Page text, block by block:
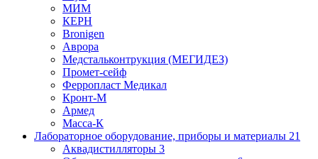
МИМ
КЕРН
Bronigen
Аврора
Медстальконтрукция (МЕГИДЕЗ)
Промет-сейф
Ферропласт Медикал
Кронт-М
Армед
Масса-К
Лабораторное оборудование, приборы и материалы 21
Аквадистилляторы 3